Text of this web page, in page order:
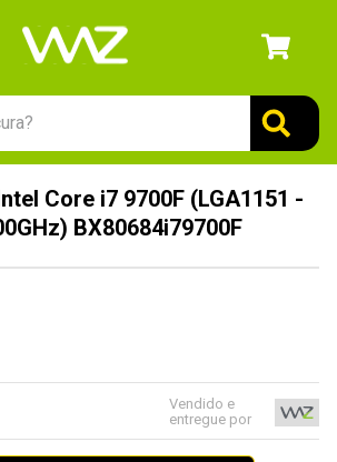
Core i7 9700F (LGA1151 -
BX80684i79700F
Vendido e
entregue por
1º
gabinete
7º
fractal